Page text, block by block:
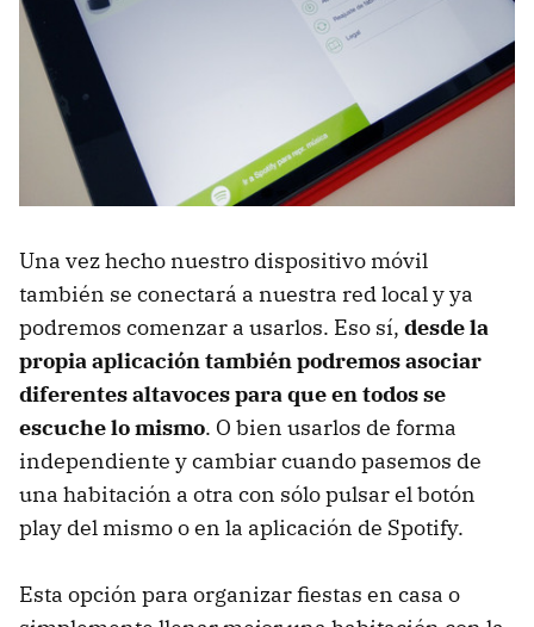
Una vez hecho nuestro dispositivo móvil
también se conectará a nuestra red local y ya
podremos comenzar a usarlos. Eso sí, desde la
propia aplicación también podremos asociar
diferentes altavoces para que en todos se
escuche lo mismo. O bien usarlos de forma
independiente y cambiar cuando pasemos de
una habitación a otra con sólo pulsar el botón
play del mismo o en la aplicación de Spotify.
Esta opción para organizar fiestas en casa o